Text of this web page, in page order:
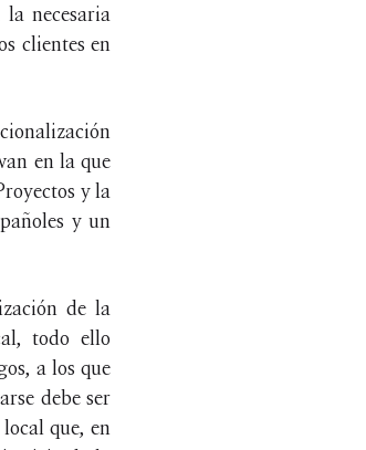
necesaria
clientes en
en la que
y la
y un
de la
todo ello
a los que
debe ser
que, en